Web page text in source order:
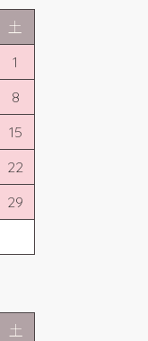
土
1
8
15
22
29
土